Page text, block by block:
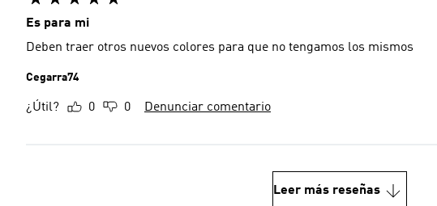
Es para mi
Deben traer otros nuevos colores para que no tengamos los mismos
Cegarra74
¿Útil? 0 0 Denunciar comentario
Leer más reseñas